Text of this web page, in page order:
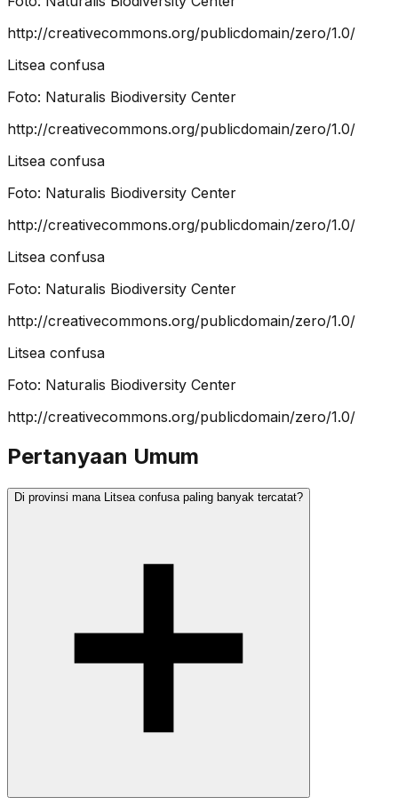
http://creativecommons.org/publicdomain/zero/1.0/
Litsea confusa
Foto: Naturalis Biodiversity Center
http://creativecommons.org/publicdomain/zero/1.0/
Litsea confusa
Foto: Naturalis Biodiversity Center
http://creativecommons.org/publicdomain/zero/1.0/
Litsea confusa
Foto: Naturalis Biodiversity Center
http://creativecommons.org/publicdomain/zero/1.0/
Litsea confusa
Foto: Naturalis Biodiversity Center
http://creativecommons.org/publicdomain/zero/1.0/
Pertanyaan Umum
Di provinsi mana Litsea confusa paling banyak tercatat?